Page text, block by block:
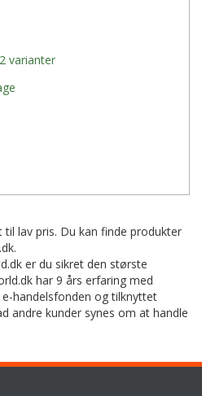
varianter
til lav pris. Du kan finde produkter
er du sikret den største
har 9 års erfaring med
handelsfonden og tilknyttet
andre kunder synes om at handle